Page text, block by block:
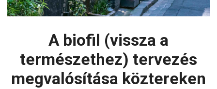
A biofil (vissza a
természethez) tervezés
megvalósítása köztereken